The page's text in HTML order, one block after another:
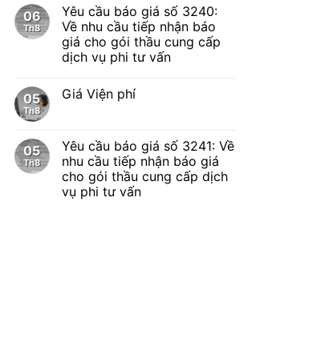
06
Th8
Yêu cầu báo giá số 3240:
Về nhu cầu tiếp nhận báo
giá cho gói thầu cung cấp
dịch vụ phi tư vấn
05
Th8
Giá Viện phí
05
Th8
Yêu cầu báo giá số 3241: Về
nhu cầu tiếp nhận báo giá
cho gói thầu cung cấp dịch
vụ phi tư vấn